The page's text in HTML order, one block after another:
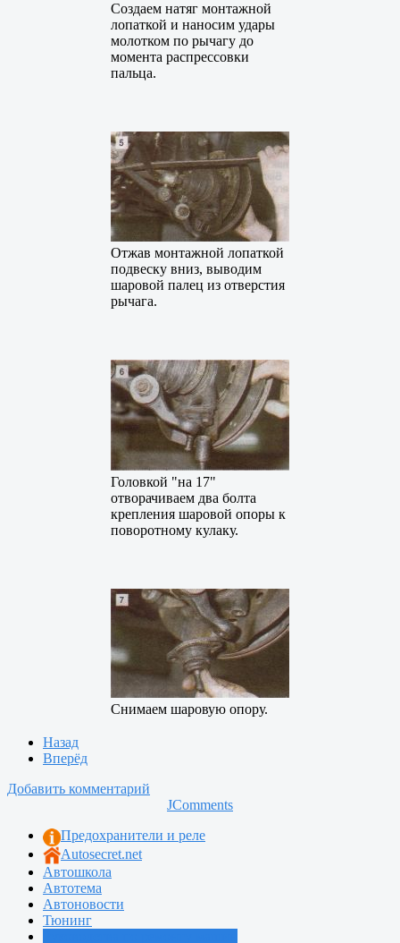
Создаем натяг монтажной
лопаткой и наносим удары
молотком по рычагу до
момента распрессовки
пальца.
Отжав монтажной лопаткой
подвеску вниз, выводим
шаровой палец из отверстия
рычага.
Головкой "на 17"
отворачиваем два болта
крепления шаровой опоры к
поворотному кулаку.
Снимаем шаровую опору.
Назад
Вперёд
Добавить комментарий
JComments
Предохранители и реле
Autosecret.net
Автошкола
Автотема
Автоновости
Тюнинг